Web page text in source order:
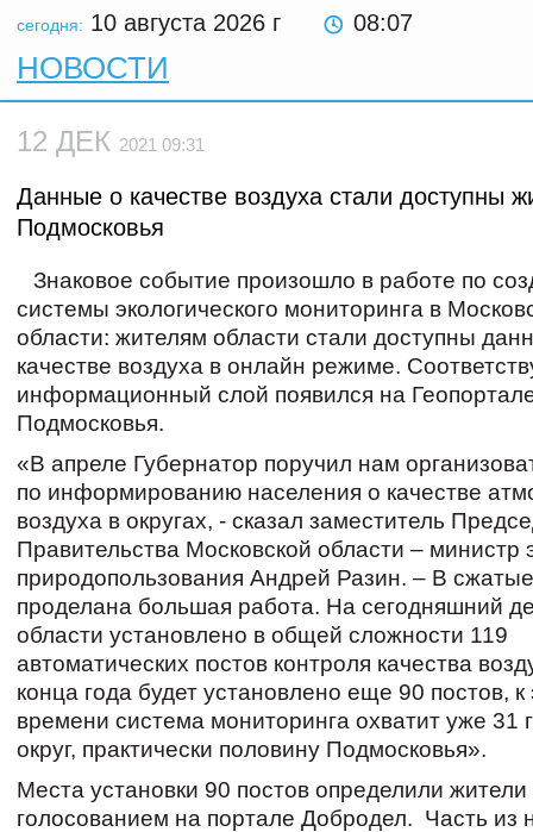
сегодня: 10 августа 2026 г 08:07
НОВОСТИ
12 ДЕК 2021 09:31
Данные о качестве воздуха стали доступны
Подмосковья
Знаковое событие произошло в работе по
системы экологического мониторинга в
области: жителям области стали доступны
качестве воздуха в онлайн режиме.
информационный слой появился на
Подмосковья.
«В апреле Губернатор поручил нам
по информированию населения о качестве
воздуха в округах, - сказал заместитель
Правительства Московской области – министр
природопользования Андрей Разин. – В
проделана большая работа. На сегодняшний
области установлено в общей сложности 119
автоматических постов контроля качества
конца года будет установлено еще 90 постов, к
времени система мониторинга охватит уже 31
округ, практически половину Подмосковья».
Места установки 90 постов определили жители
голосованием на портале Добродел. Часть из